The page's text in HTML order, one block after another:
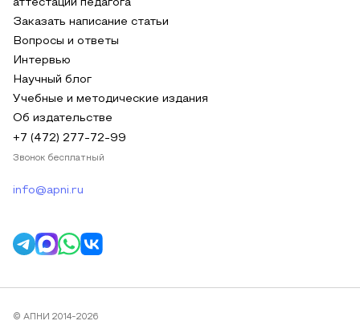
аттестации педагога
Заказать написание статьи
Вопросы и ответы
Интервью
Научный блог
Учебные и методические издания
Об издательстве
+7 (472) 277-72-99
Звонок бесплатный
info@apni.ru
© АПНИ 2014-2026